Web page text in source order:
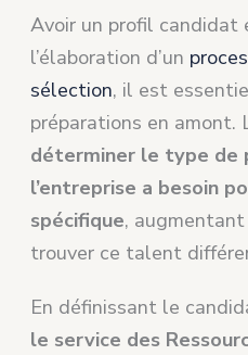
Avoir un profil
l’élaboration d’un
sélection, il est
préparations en amont.
déterminer le type de
l’entreprise a besoin
spécifique,
trouver ce talent
En définissant le
le service des